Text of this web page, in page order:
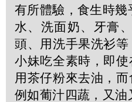
有所體驗，食生時
水、洗面奶、牙膏
頭、用洗手果洗衫
小妹吃全素時，即
用茶仔粉來去油，
例如葡汁四蔬，又